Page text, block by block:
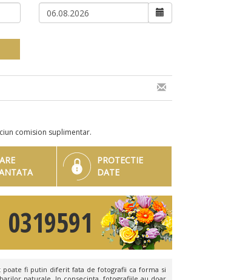
comision suplimentar.
PROTECTIE
DATE
0319591
fi putin diferit fata de fotografii ca forma si